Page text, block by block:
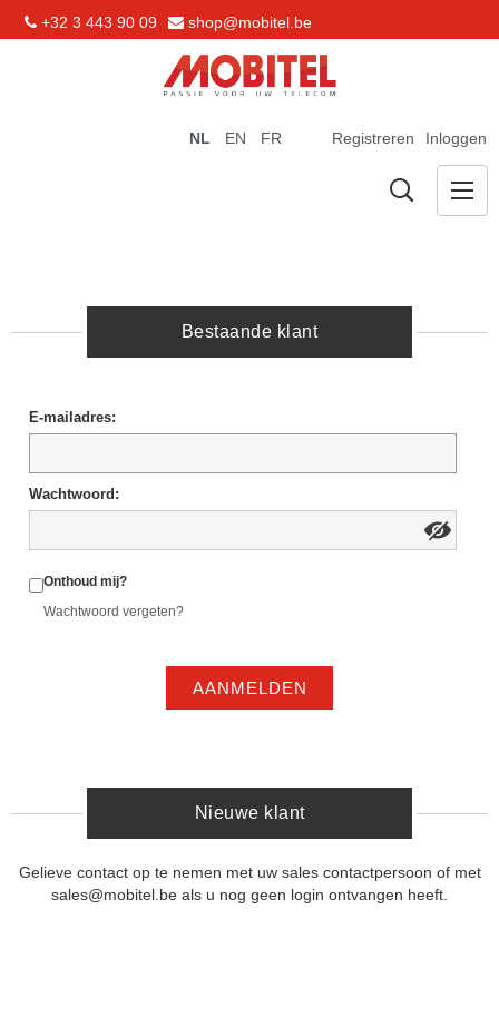
+32 3 443 90 09 shop@mobitel.be
Registreren Inloggen
NL EN FR
Bestaande klant
E-mailadres:
Wachtwoord:
Onthoud mij?
Wachtwoord vergeten?
AANMELDEN
Nieuwe klant
Gelieve contact op te nemen met uw sales contactpersoon of met
sales@mobitel.be als u nog geen login ontvangen heeft.